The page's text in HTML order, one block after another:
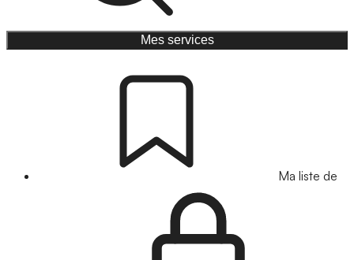
Mes services
Ma liste de